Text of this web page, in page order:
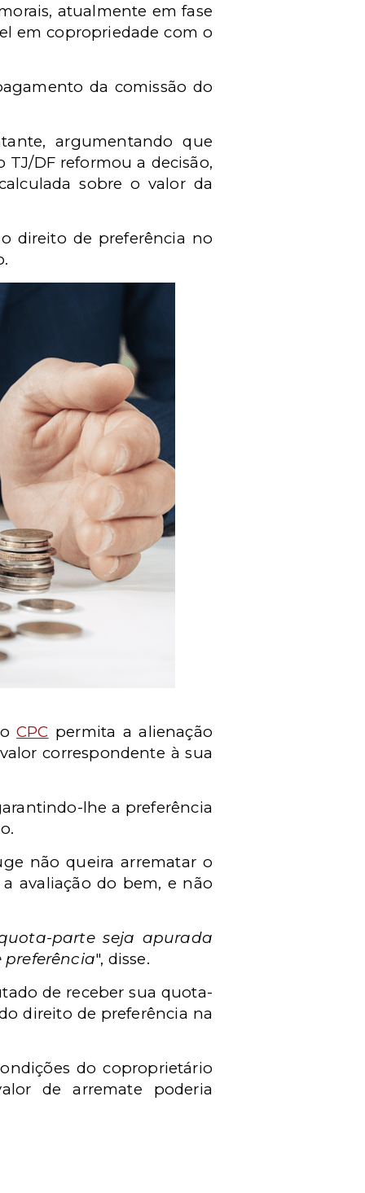
atualmente em fase
em copropriedade com o
da comissão do
argumentando que
DF reformou a decisão,
sobre o valor da
direito de preferência no
CPC permita a alienação
correspondente à sua
lhe a preferência
não queira arrematar o
avaliação do bem, e não
parte seja apurada
preferência", disse.
de receber sua quota-
direito de preferência na
do coproprietário
de arremate poderia